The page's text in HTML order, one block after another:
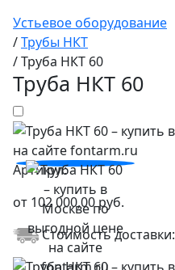
Устьевое оборудование
/Трубы НКТ
/Труба НКТ 60
Труба НКТ 60
Артикул:
от 102 000,00руб.
Стоимость доставки: